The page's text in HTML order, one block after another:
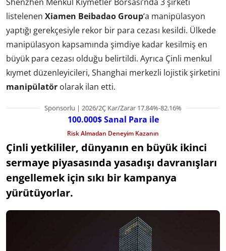
listelenen Xiamen Beibadao Group‘a manipülasyon
yaptığı gerekçesiyle rekor bir para cezası kesildi. Ülkede
manipülasyon kapsamında şimdiye kadar kesilmiş en
büyük para cezası olduğu belirtildi. Ayrıca Çinli menkul
kıymet düzenleyicileri, Shanghai merkezli lojistik şirketini
manipülatör olarak ilan etti.
Sponsorlu | 2026/2Ç Kar/Zarar 17.84%-82.16%
100.000$ Sanal Para ile
Risk Almadan Deneyim Kazanın
Çinli yetkililer, dünyanın en büyük ikinci
sermaye piyasasında yasadışı davranışları
engellemek için sıkı bir kampanya
yürütüyorlar.